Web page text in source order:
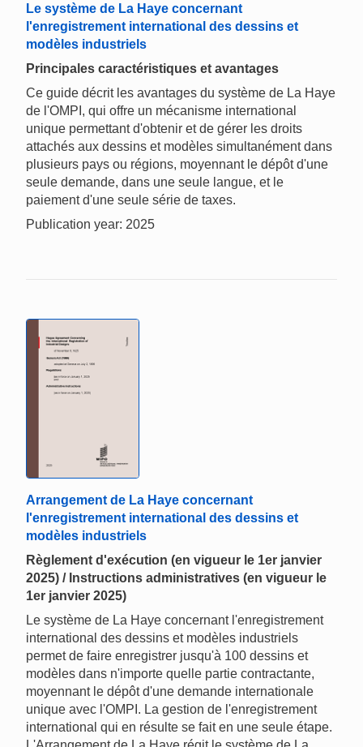
Le système de La Haye concernant
l'enregistrement international des dessins et
modèles industriels
Principales caractéristiques et avantages
Ce guide décrit les avantages du système de La Haye
de l'OMPI, qui offre un mécanisme international
unique permettant d'obtenir et de gérer les droits
attachés aux dessins et modèles simultanément dans
plusieurs pays ou régions, moyennant le dépôt d'une
seule demande, dans une seule langue, et le
paiement d'une seule série de taxes.
Publication year: 2025
Arrangement de La Haye concernant
l'enregistrement international des dessins et
modèles industriels
Règlement d'exécution (en vigueur le 1er janvier
2025) / Instructions administratives (en vigueur le
1er janvier 2025)
Le système de La Haye concernant l'enregistrement
international des dessins et modèles industriels
permet de faire enregistrer jusqu'à 100 dessins et
modèles dans n'importe quelle partie contractante,
moyennant le dépôt d'une demande internationale
unique avec l'OMPI. La gestion de l'enregistrement
international qui en résulte se fait en une seule étape.